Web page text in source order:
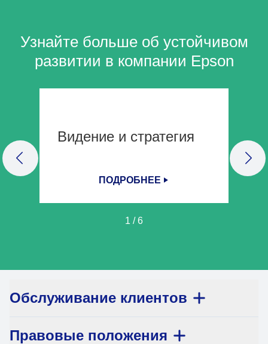
Узнайте больше об устойчивом
развитии в компании Epson
Видение и стратегия
ПОДРОБНЕЕ
PREVIOUS SLIDE
1 /6
Обслуживание клиентов
Правовые положения